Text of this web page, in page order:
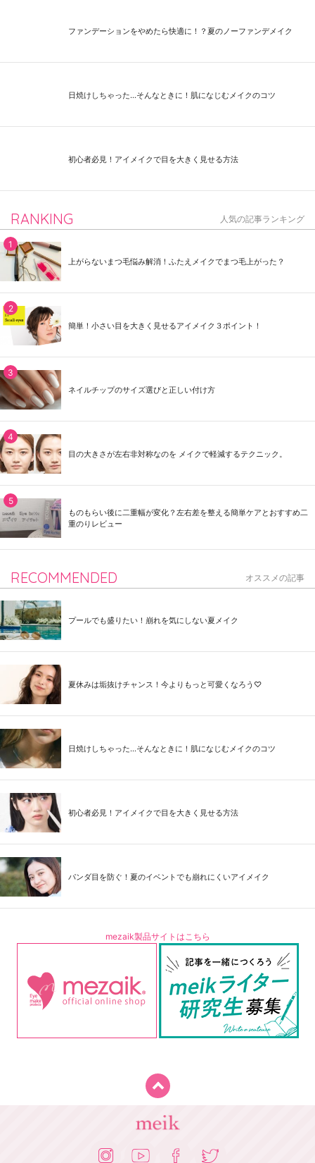
ファンデーションをやめたら快適に！？夏のノーファンデメイク
日焼けしちゃった...そんなときに！肌になじむメイクのコツ
初心者必見！アイメイクで目を大きく見せる方法
RANKING 人気の記事ランキング
上がらないまつ毛悩み解消！ふたえメイクでまつ毛上がった？
簡単！小さい目を大きく見せるアイメイク３ポイント！
ネイルチップのサイズ選びと正しい付け方
目の大きさが左右非対称なのを メイクで軽減するテクニック。
ものもらい後に二重幅が変化？左右差を整える簡単ケアとおすすめ二
重のりレビュー
RECOMMENDED オススメの記事
プールでも盛りたい！崩れを気にしない夏メイク
夏休みは垢抜けチャンス！今よりもっと可愛くなろう♡
日焼けしちゃった...そんなときに！肌になじむメイクのコツ
初心者必見！アイメイクで目を大きく見せる方法
パンダ目を防ぐ！夏のイベントでも崩れにくいアイメイク
mezaik製品サイトはこちら